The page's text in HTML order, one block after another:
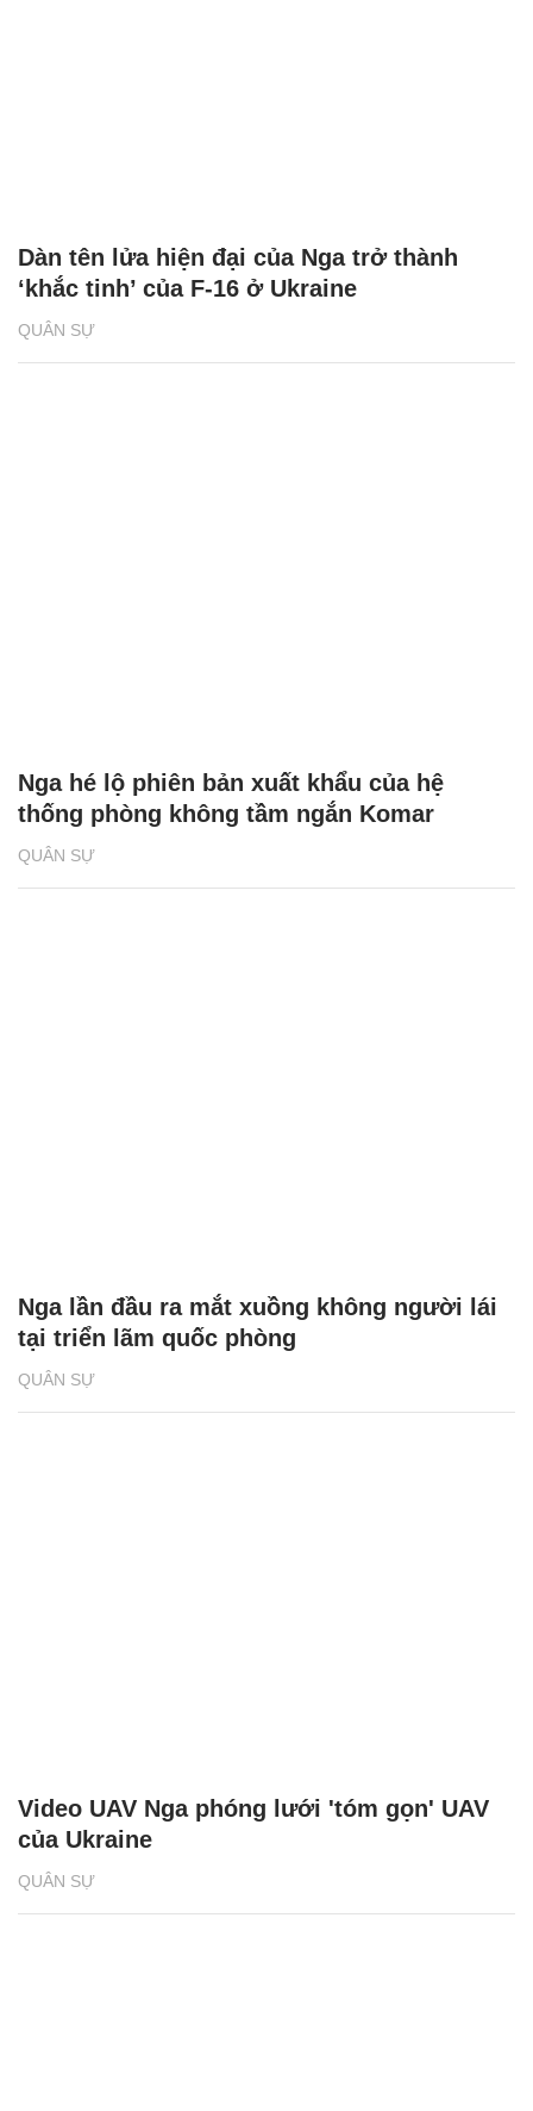
QUÂN SỰ
Dàn tên lửa hiện đại của Nga trở thành
‘khắc tinh’ của F-16 ở Ukraine
QUÂN SỰ
Nga hé lộ phiên bản xuất khẩu của hệ
thống phòng không tầm ngắn Komar
QUÂN SỰ
Nga lần đầu ra mắt xuồng không người lái
tại triển lãm quốc phòng
QUÂN SỰ
Video UAV Nga phóng lưới 'tóm gọn' UAV
của Ukraine